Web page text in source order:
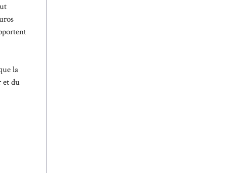
la
et du